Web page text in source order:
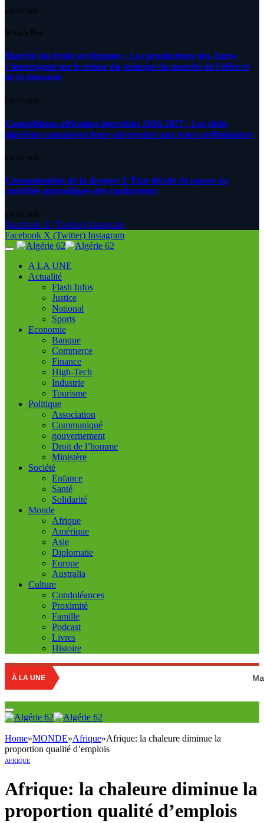
4 AOÛT 2026
What's Hot
Marché des fruits est légumes : Les producteurs des Aures
s’interrogent sur le retour du principe du marché de l’offre et
de la demande
6 AOÛT 2026
Compétitions africaines interclubs 2026-2027 : Les clubs
algériens connaissent leurs adversaires aux tours préliminaires
6 AOÛT 2026
Consommation de la drogue: L’Etat décide de passer au
contrôles sporadiques des conducteurs
6 AOÛT 2026
Facebook X (Twitter) Instagram
Facebook X (Twitter) Instagram
A LA UNE
Actualité
Flash Infos
Justice
National
Sports
Economie
Banque
Commerce
Finance
High-Tech
Industrie
Tourisme
Politique
Association
Communiqué
gouvernement
Droit de l’homme
Ministère
Société
Enfance
Santé
Solidarité
Monde
Afrique
Amérique
Asie
Diplomatie
Europe
Australia
Culture
Condoléances
Proximité
Famille
Podcast
Livres
Histoire
À LA UNE Marché des
Home»MONDE»Afrique»Afrique: la chaleure diminue la
proportion qualité d’emplois
AFRIQUE
Afrique: la chaleure diminue la
proportion qualité d’emplois